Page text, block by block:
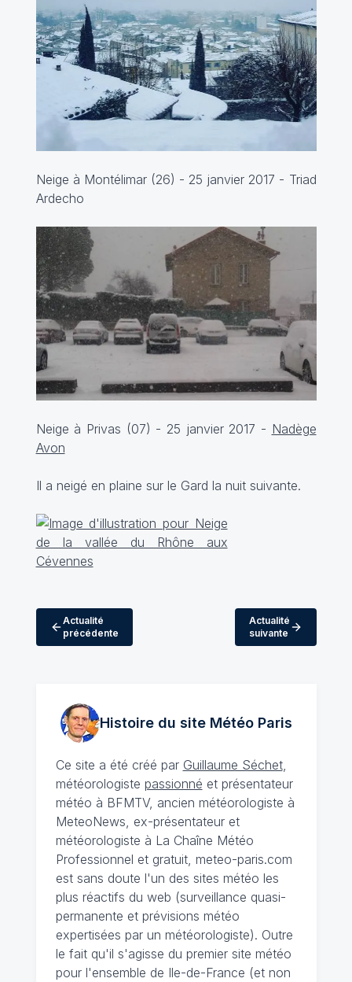
Neige à Montélimar (26) - 25 janvier 2017 - Triad
Ardecho
Neige à Privas (07) - 25 janvier 2017 - Nadège
Avon
Il a neigé en plaine sur le Gard la nuit suivante.
Actualité
précédente
Actualité
suivante
Histoire du site MétéoParis
Ce site a été créé par Guillaume Séchet,
météorologiste passionné et présentateur
météo à BFMTV, ancien météorologiste à
MeteoNews, ex-présentateur et
météorologiste à La Chaîne Météo
Professionnel et gratuit, meteo-paris.com
est sans doute l'un des sites météo les
plus réactifs du web (surveillance quasi-
permanente et prévisions météo
expertisées par un météorologiste). Outre
le fait qu'il s'agisse du premier site météo
pour l'ensemble de Ile-de-France (et non